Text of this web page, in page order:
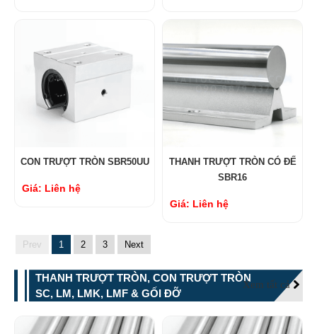
CON TRƯỢT TRÒN SBR50UU
Giá: Liên hệ
THANH TRƯỢT TRÒN CÓ ĐẾ
SBR16
Giá: Liên hệ
Prev 1 2 3 Next
THANH TRƯỢT TRÒN, CON TRƯỢT TRÒN
SC, LM, LMK, LMF & GỐI ĐỠ
Xem tất cả